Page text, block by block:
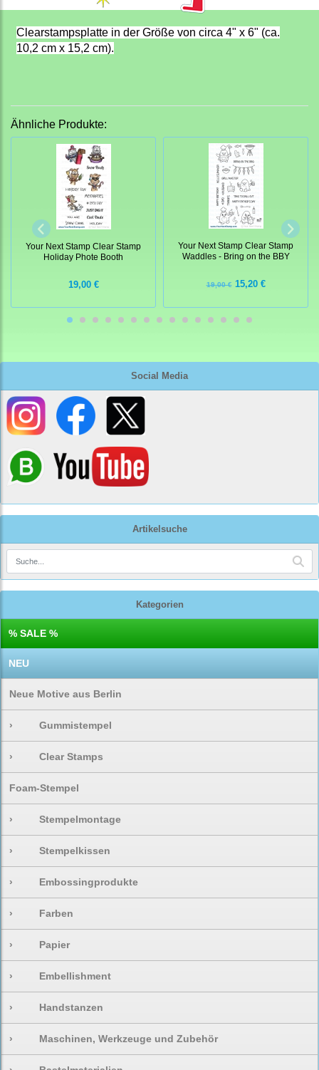
Social Media
Artikelsuche
Kategorien
% SALE %
NEU
Neue Motive aus Berlin
› Gummistempel
› Clear Stamps
Foam-Stempel
› Stempelmontage
› Stempelkissen
› Embossingprodukte
› Farben
› Papier
› Embellishment
› Handstanzen
› Maschinen, Werkzeuge und Zubehör
Clearstampsplatte in der Größe von circa 4" x 6" (ca.
10,2 cm x 15,2 cm).
Ähnliche Produkte:
Your Next Stamp Clear Stamp
Holiday Phote Booth
19,00 €
Your Next Stamp Clear Stamp
Waddles - Bring on the BBY
19,00 €15,20 €